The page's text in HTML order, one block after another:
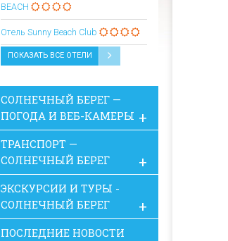
BEACH
Oтель Sunny Beach Club
ПОКАЗАТЬ ВСЕ ОТЕЛИ
СОЛНЕЧНЫЙ БЕРЕГ —
ПОГОДА И ВЕБ-КАМЕРЫ
ТРАНСПОРТ —
СОЛНЕЧНЫЙ БЕРЕГ
ЭКСКУРСИИ И ТУРЫ -
СОЛНЕЧНЫЙ БЕРЕГ
ПОСЛЕДНИЕ НОВОСТИ